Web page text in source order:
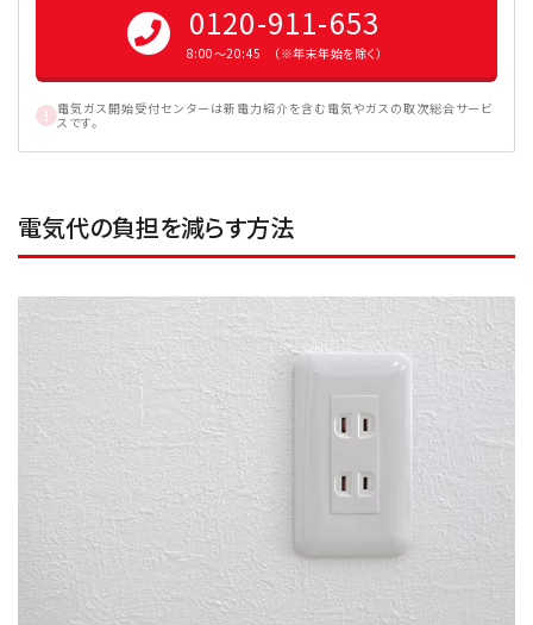
0120-911-653
8:00〜20:45 （※年末年始を除く）
電気ガス開始受付センターは新電力紹介を含む電気やガスの取次総合サービ
スです。
電気代の負担を減らす方法